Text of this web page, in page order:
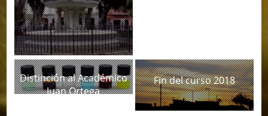
Distinción al Académico
Juan Ortega
Fin del curso 2018